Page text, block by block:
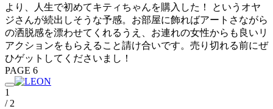
より、人生で初めてキティちゃんを購入した！ というオヤ
ジさんが続出しそうな予感。お部屋に飾ればアートさながら
の洒脱感を漂わせてくれるうえ、お連れの女性からも良いリ
アクションをもらえること請け合いです。売り切れる前にぜ
ひゲットしてくださいまし！
PAGE 6
1
/ 2